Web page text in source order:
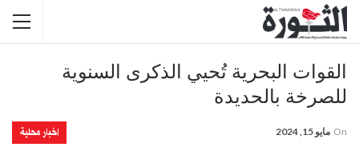
القوات البحرية تُحيي الذكرى السنوية
للصرخة بالحديدة
اخبار محلية On مايو 15, 2024